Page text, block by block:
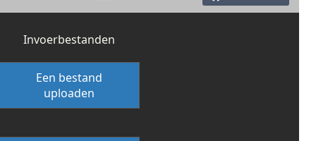
Invoerbestanden
Een bestand
uploaden